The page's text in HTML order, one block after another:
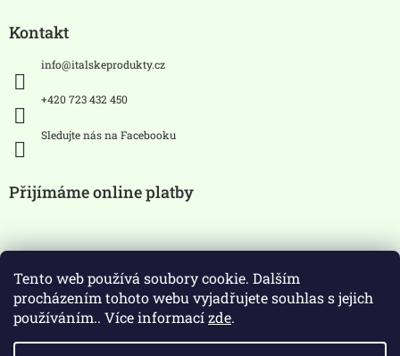
Tento web používá soubory cookie. Dalším
procházením tohoto webu vyjadřujete souhlas s jejich
používáním.. Více informacízde.
Kontakt
info@italskeprodukty.cz
+420 723 432 450
Sledujte nás na Facebooku
Přijímáme online platby
Zákaz prodeje alkoholických